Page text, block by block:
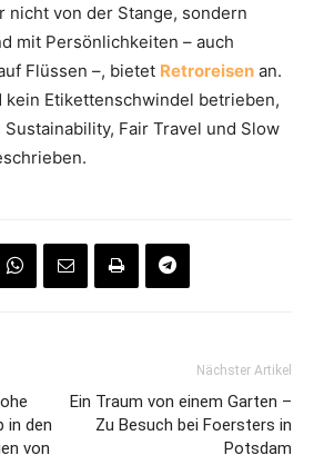
nicht von der Stange, sondern
mit Persönlichkeiten – auch
Flüssen –, bietet Retroreisen an.
kein Etikettenschwindel betrieben,
Fair Travel und Slow
in den
von
Nächster Artikel
Ein Traum von einem Garten –
Zu Besuch bei Foersters in
Potsdam